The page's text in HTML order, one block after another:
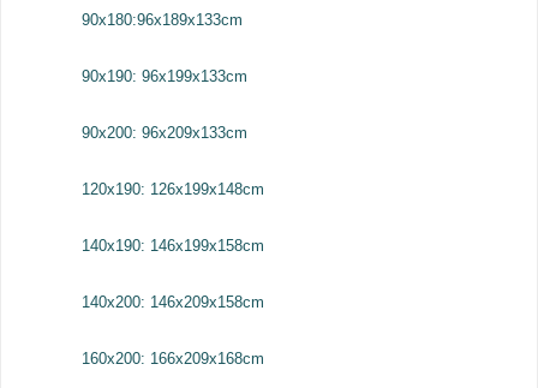
90x180:96x189x133cm
90x190: 96x199x133cm
90x200: 96x209x133cm
120x190: 126x199x148cm
140x190: 146x199x158cm
140x200: 146x209x158cm
160x200: 166x209x168cm